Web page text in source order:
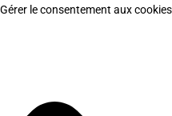
Gérer le consentement aux cookies